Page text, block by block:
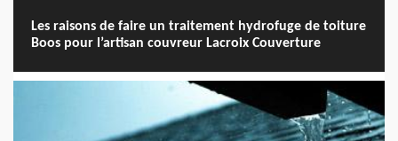
Les raisons de faire un traitement hydrofuge de toiture
Boos pour l’artisan couvreur Lacroix Couverture